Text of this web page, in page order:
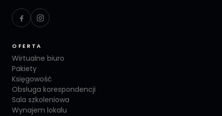
OFERTA
Wirtualne biuro
Pakiety
Księgowość
Obsługa korespondencji
Sala szkoleniowa
Wynajem lokalu